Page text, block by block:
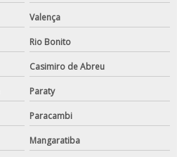
Valença
Rio Bonito
Casimiro de Abreu
Paraty
Paracambi
Mangaratiba